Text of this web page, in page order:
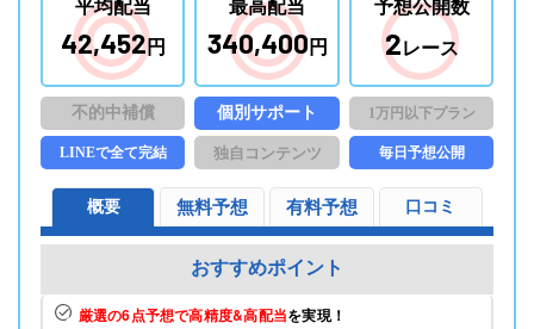
平均配当
42,452円
最高配当
340,400円
予想公開数
2レース
不的中補償 個別サポート 1万円以下プラン
LINEで全て完結 独自コンテンツ 毎日予想公開
概要 無料予想 有料予想 口コミ
おすすめポイント
厳選の6点予想で高精度&高配当を実現！